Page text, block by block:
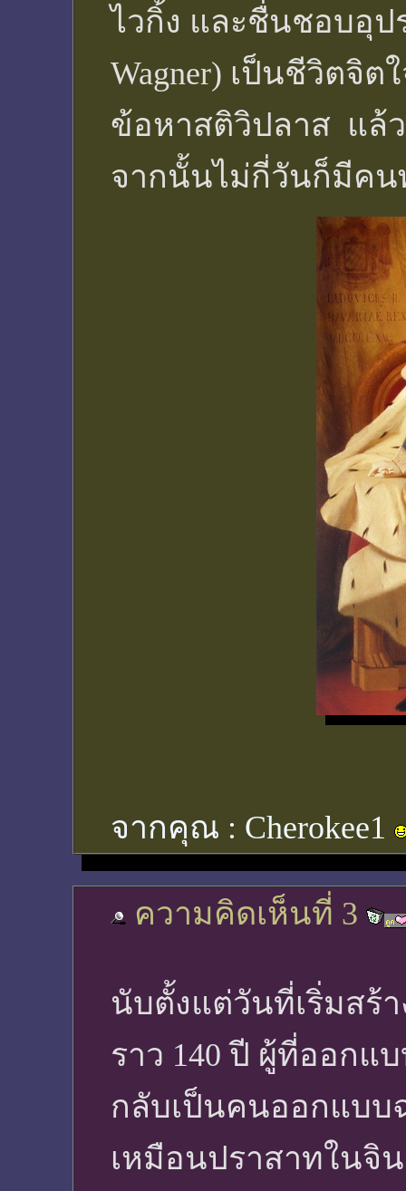
ไวกิ้ง และชื่นชอบอุป
Wagner) เป็นชีวิตจิ
ข้อหาสติวิปลาส แล้
จากนั้นไม่กี่วันก็มีคน
จากคุณ : Cherokee1
ความคิดเห็นที่ 3
นับตั้งแต่วันที่เริ่มสร้
ราว 140 ปี ผู้ที่ออก
กลับเป็นคนออกแบบ
เหมือนปราสาทในจิ